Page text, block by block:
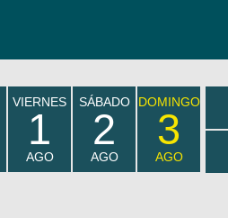
VIERNES
1
AGO
SÁBADO
2
AGO
DOMINGO
3
AGO